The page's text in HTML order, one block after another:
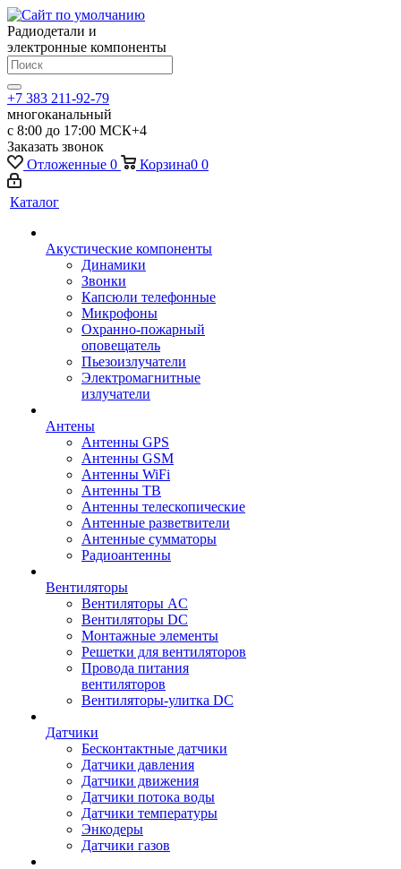
Радиодетали и
электронные компоненты
+7 383 211-92-79
многоканальный
с 8:00 до 17:00 МСК+4
Заказать звонок
Отложенные 0 Корзина0 0
Каталог
Акустические компоненты
Динамики
Звонки
Капсюли телефонные
Микрофоны
Охранно-пожарный
оповещатель
Пьезоизлучатели
Электромагнитные
излучатели
Антены
Антенны GPS
Антенны GSM
Антенны WiFi
Антенны ТВ
Антенны телескопические
Антенные разветвители
Антенные сумматоры
Радиоантенны
Вентиляторы
Вентиляторы AC
Вентиляторы DC
Монтажные элементы
Решетки для вентиляторов
Провода питания
вентиляторов
Вентиляторы-улитка DC
Датчики
Бесконтактные датчики
Датчики давления
Датчики движения
Датчики потока воды
Датчики температуры
Энкодеры
Датчики газов